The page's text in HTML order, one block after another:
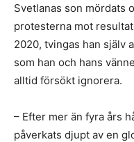
Svetlanas son mördats
protesterna mot
2020, tvingas han själv
som han och hans
alltid försökt ignorera.
– Efter mer än fyra års
påverkats djupt av en